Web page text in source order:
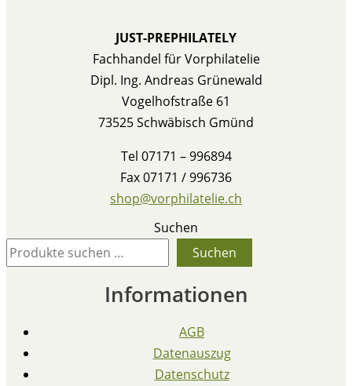
JUST-PREPHILATELY
Fachhandel für Vorphilatelie
Dipl. Ing. Andreas Grünewald
Vogelhofstraße 61
73525 Schwäbisch Gmünd
Tel 07171 – 996894
Fax 07171 / 996736
shop@vorphilatelie.ch
Suchen
Suchen
Informationen
AGB
Datenauszug
Datenschutz